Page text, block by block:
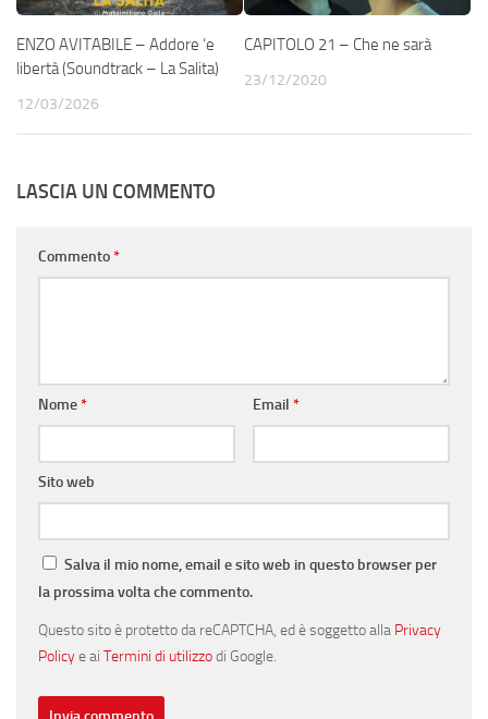
ENZO AVITABILE – Addore ‘e
libertà (Soundtrack – La Salita)
12/03/2026
CAPITOLO 21 – Che ne sarà
23/12/2020
LASCIA UN COMMENTO
Commento*
Nome* Email *
Sito web
Salva il mio nome, email e sito web in questo browser per
la prossima volta che commento.
Questo sito è protetto da reCAPTCHA, ed è soggetto alla Privacy
Policye ai Termini di utilizzodi Google.